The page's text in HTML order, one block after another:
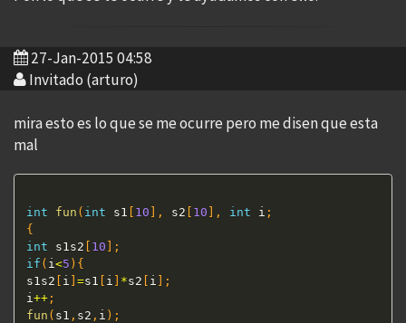
27-Jan-2015 04:58
Invitado (arturo)
mira esto es lo que se me ocurre pero me disen que esta
mal
int fun ( int s1 10 , s2 10 , int i ;
{
int s1s2 10
;
if ( i<5 ) {
s1s2
i =s1 i *s2 i
;
i++ ;
fun ( s1 , s2 , i ) ;